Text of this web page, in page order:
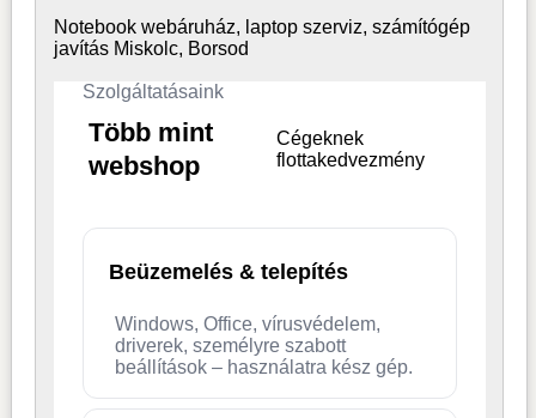
Notebook webáruház, laptop szerviz, számítógép
javítás Miskolc, Borsod
Szolgáltatásaink
Több mint
webshop
Cégeknek
flottakedvezmény
Beüzemelés & telepítés
Windows, Office, vírusvédelem,
driverek, személyre szabott
beállítások – használatra kész gép.